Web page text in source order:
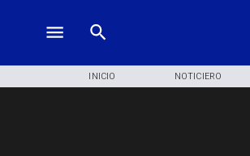
INICIO NOTICIERO